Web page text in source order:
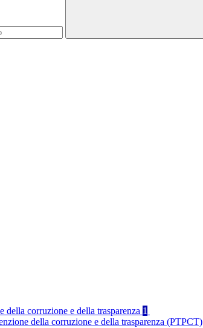
della corruzione e della trasparenza 1
della corruzione e della trasparenza (PTPCT)